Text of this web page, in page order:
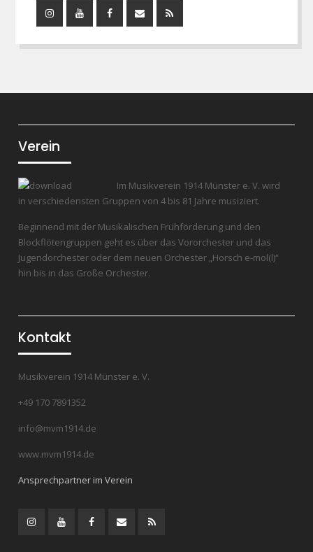
Verein
Im Musikverein 1914 Münster e. V. wird
in verschiedensten Gruppen von 4 bis 81 Jahre musiziert.
Beginnend mit der Musikalischen Frühförderung und den
Blockflötengruppen geht es über das Vororchester und das
Jugendorchester oder dem neuen Orchester „Horsch e-mol(l)“
hin bis in das Große Orchester.
Kontakt
Musikverein 1914 Münster e. V.
+49 170 7891352
info@mvm1914.de
www.mvm1914.de
Ansprechpartner im Verein